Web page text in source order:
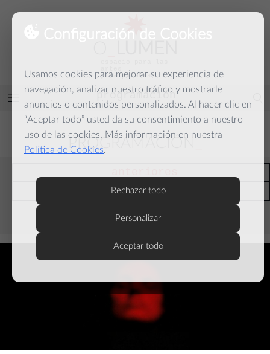
Configuración de Cookies
Usamos cookies para mejorar su experiencia de
navegación, analizar nuestro tráfico y mostrarle
anuncios o contenidos personalizados. Al hacer clic en
“Aceptar todo” usted da su consentimiento a nuestro
uso de las cookies. Más información en nuestra
Política de Cookies.
Rechazar todo
Personalizar
Aceptar todo
y la palabra
programación
PROGRAMACIÓN
actuales
septiembre